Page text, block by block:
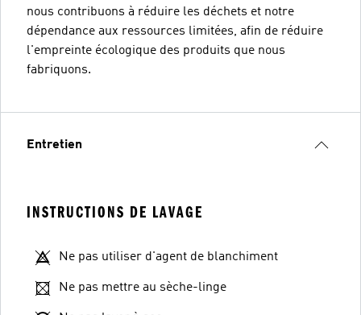
nous contribuons à réduire les déchets et notre
dépendance aux ressources limitées, afin de réduire
l'empreinte écologique des produits que nous
fabriquons.
Entretien
INSTRUCTIONS DE LAVAGE
Ne pas utiliser d'agent de blanchiment
Ne pas mettre au sèche-linge